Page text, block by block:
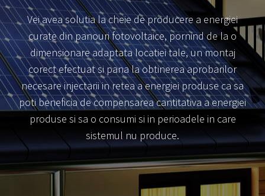
Vei avea solutia la cheie de producere a energiei
curate din panouri fotovoltaice, pornind de la o
dimensionare adaptata locatiei tale, un montaj
corect efectuat si pana la obtinerea aprobarilor
necesare injectarii in retea a energiei produse ca sa
poti beneficia de compensarea cantitativa a energiei
produse si sa o consumi si in perioadele in care
sistemul nu produce.